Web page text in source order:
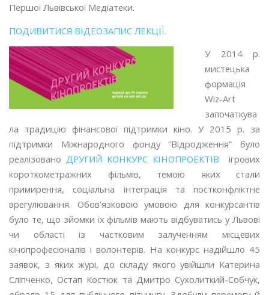
Першої Львівської Медіатеки.
ПОДИВИТИСЯ ВІДЕОЗАПИС ЛЕКЦІЇ.
У 2014 р.
мистецька
формація
Wiz-Art
започаткува
ла традицію фінансової підтримки кіно. У 2015 р. за
підтримки Міжнародного фонду “Відродження” було
реалізовано ДРУГИЙ КОНКУРС КІНОПРОЕКТІВ ігрових
короткометражних фільмів, темою яких стали
примирення, соціальна інтеграція та постконфліктне
врегулювання. Обов’язковою умовою для конкурсантів
було те, що зйомки їх фільмів мають відбуватись у Львові
чи області із частковим залученням місцевих
кінопрофесіоналів і волонтерів. На конкурс надійшло 45
заявок, з яких журі, до складу якого увійшли Катерина
Сліпченко, Остап Костюк та Дмитро Сухолиткий-Собчук,